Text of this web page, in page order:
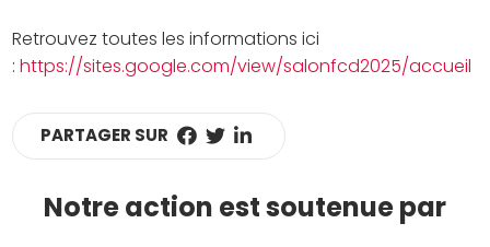
Retrouvez toutes les informations ici
:https://sites.google.com/view/salonfcd2025/accueil
PARTAGER SUR
Notre action est soutenue par